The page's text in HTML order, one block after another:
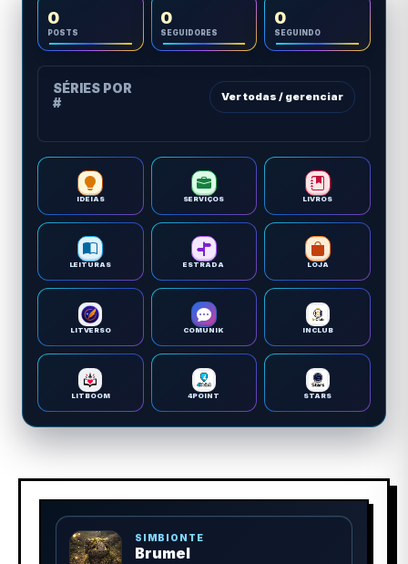
0
POSTS
0
SEGUIDORES
0
SEGUINDO
SÉRIES POR
#
Ver todas / gerenciar
IDEIAS SERVIÇOS LIVROS
LEITURAS ESTRADA LOJA
LITVERSO COMUNIK INCLUB
LITBOOM 4POINT STARS
SIMBIONTE
Brumel